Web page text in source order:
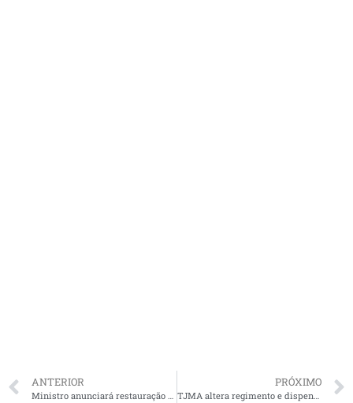
ANTERIOR
Ministro anunciará restauração da BR-135 (Miranda do Norte – Caxuxa)
PRÓXIMO
TJMA altera regimento e dispensa sabatina com candidatos do Quinto Constitucional